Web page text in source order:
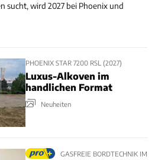
sucht, wird 2027 bei Phoenix und
PHOENIX STAR 7200 RSL (2027)
Luxus-Alkoven im
handlichen Format
Neuheiten
GASFREIE BORDTECHNIK IM